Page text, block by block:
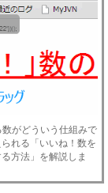
がどういう仕組みで
れる「いいね！数を
方法」を解説しま